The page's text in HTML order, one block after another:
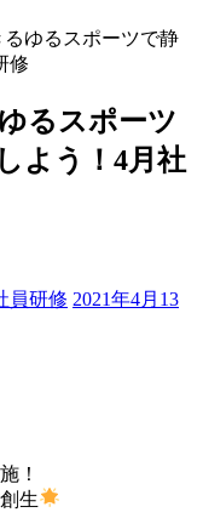
ゆるスポーツで静
修
るスポーツ
よう！4月社
員研修 2021年4月13
！
生